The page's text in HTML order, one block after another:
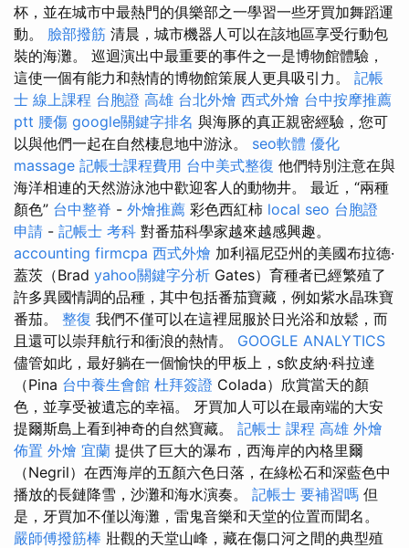
杯，並在城市中最熱門的俱樂部之一學習一些牙買加舞蹈運
動。 臉部撥筋 清晨，城市機器人可以在該地區享受行動包
裝的海灘。 巡迴演出中最重要的事件之一是博物館體驗，
這使一個有能力和熱情的博物館策展人更具吸引力。 記帳
士 線上課程 台胞證 高雄 台北外燴 西式外燴 台中按摩推薦
ptt 腰傷 google關鍵字排名 與海豚的真正親密經驗，您可
以與他們一起在自然棲息地中游泳。 seo軟體 優化
massage 記帳士課程費用 台中美式整復 他們特別注意在與
海洋相連的天然游泳池中歡迎客人的動物井。 最近，“兩種
顏色” 台中整脊 - 外燴推薦 彩色西紅柿 local seo 台胞證
申請 - 記帳士 考科 對番茄科學家越來越感興趣。
accounting firmcpa 西式外燴 加利福尼亞州的美國布拉德·
蓋茨（Brad yahoo關鍵字分析 Gates）育種者已經繁殖了
許多異國情調的品種，其中包括番茄寶藏，例如紫水晶珠寶
番茄。 整復 我們不僅可以在這裡屈服於日光浴和放鬆，而
且還可以崇拜航行和衝浪的熱情。 GOOGLE ANALYTICS
儘管如此，最好躺在一個愉快的甲板上，s飲皮納·科拉達
（Pina 台中養生會館 杜拜簽證 Colada）欣賞當天的顏
色，並享受被遺忘的幸福。 牙買加人可以在最南端的大安
提爾斯島上看到神奇的自然寶藏。 記帳士 課程 高雄 外燴
佈置 外燴 宜蘭 提供了巨大的瀑布，西海岸的內格里爾
（Negril）在西海岸的五顏六色日落，在綠松石和深藍色中
播放的長鏈降雪，沙灘和海水演奏。 記帳士 要補習嗎 但
是，牙買加不僅以海灘，雷鬼音樂和天堂的位置而聞名。
嚴師傅撥筋棒 壯觀的天堂山峰，藏在傷口河之間的典型殖